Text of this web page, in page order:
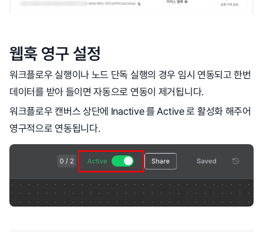
웹훅 영구 설정
워크플로우 실행이나 노드 단독 실행의 경우 임시 연동되고 한번
데이터를 받아 들이면 자동으로 연동이 제거됩니다.
워크플로우 캔버스 상단에 Inactive 를 Active 로 활성화 해주어
영구적으로 연동됩니다.